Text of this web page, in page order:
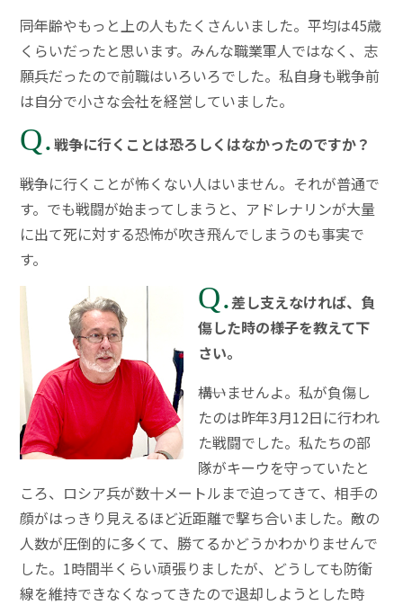
――同年齢やもっと上の人もたくさんいました。平均は45歳
くらいだったと思います。みんな職業軍人ではなく、志
願兵だったので前職はいろいろでした。私自身も戦争前
は自分で小さな会社を経営していました。
Q.戦争に行くことは恐ろしくはなかったのですか？
――戦争に行くことが怖くない人はいません。それが普通で
す。でも戦闘が始まってしまうと、アドレナリンが大量
に出て死に対する恐怖が吹き飛んでしまうのも事実で
す。
Q.差し支えなければ、負
傷した時の様子を教えて下
さい。
――構いませんよ。私が負傷し
たのは昨年3月12日に行われ
た戦闘でした。私たちの部
隊がキーウを守っていたと
ころ、ロシア兵が数十メートルまで迫ってきて、相手の
顔がはっきり見えるほど近距離で撃ち合いました。敵の
人数が圧倒的に多くて、勝てるかどうかわかりませんで
した。1時間半くらい頑張りましたが、どうしても防衛
線を維持できなくなってきたので退却しようとした時